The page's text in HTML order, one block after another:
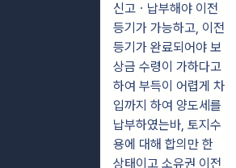
신고ㆍ납부해야 이전
등기가 가능하고, 이전
등기가 완료되어야 보
상금 수령이 가하다고
하여 부득이 어렵게 차
입까지 하여 양도세를
납부하였는바, 토지수
용에 대해 합의만 한
상태이고 소유권 이전